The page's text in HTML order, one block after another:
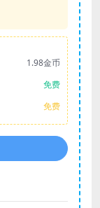
1.98金币
免费
免费